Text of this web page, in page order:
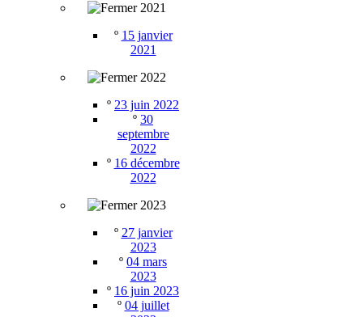
2021
º 15 janvier
2021
2022
º 23 juin 2022
º 30
septembre
2022
º 16 décembre
2022
2023
º 27 janvier
2023
º 04 mars
2023
º 16 juin 2023
º 04 juillet